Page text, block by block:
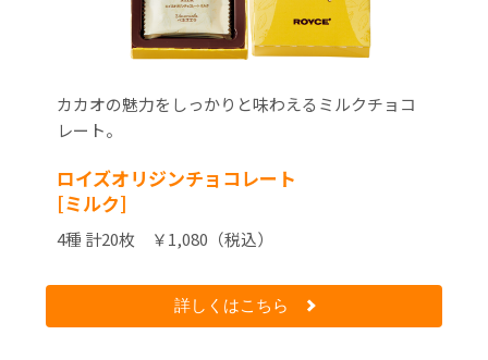
カカオの魅力をしっかりと味わえるミルクチョコ
レート。
ロイズオリジンチョコレート
[ミルク]
4種 計20枚 ￥1,080（税込）
詳しくはこちら